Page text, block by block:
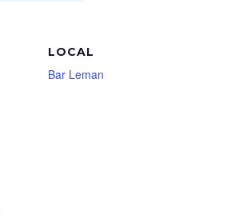
LOCAL
Bar Leman